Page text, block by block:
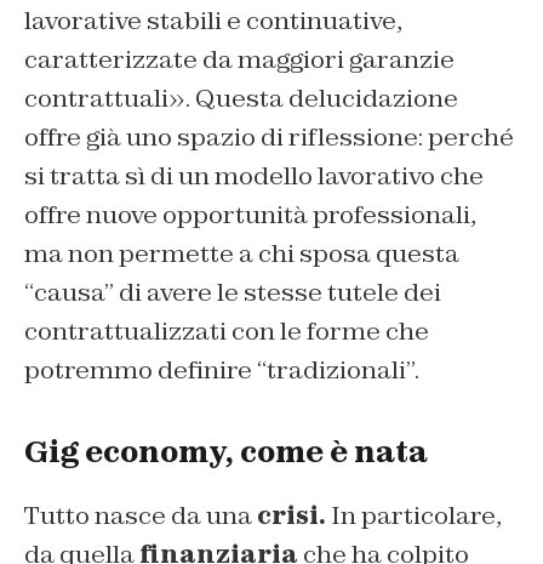
lavorative stabili e continuative,
caratterizzate da maggiori garanzie
contrattuali». Questa delucidazione
offre già uno spazio di riflessione: perché
si tratta sì di un modello lavorativo che
offre nuove opportunità professionali,
ma non permette a chi sposa questa
“causa” di avere le stesse tutele dei
contrattualizzati con le forme che
potremmo definire “tradizionali”.
Gig economy, come è nata
Tutto nasce da unacrisi. In particolare,
da quellafinanziaria che ha colpito